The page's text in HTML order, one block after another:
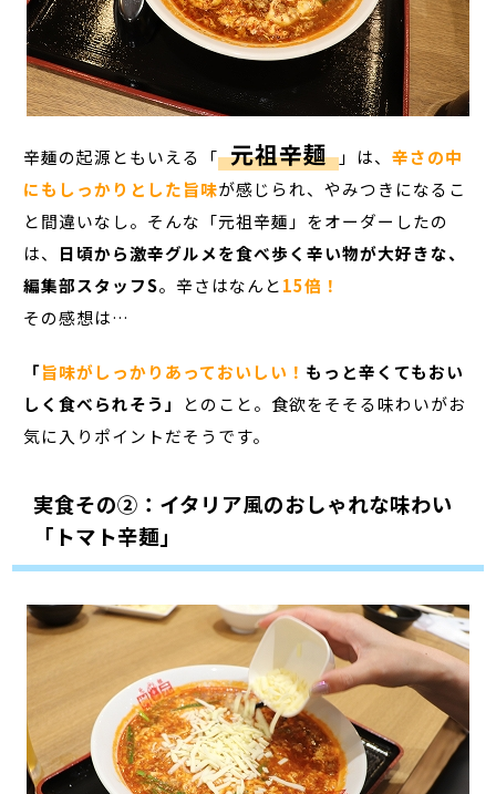
辛麺の起源ともいえる「 元祖辛麺 」は、辛さの中
にもしっかりとした旨味が感じられ、やみつきになるこ
と間違いなし。そんな「元祖辛麺」をオーダーしたの
は、 日頃から激辛グルメを食べ歩く辛い物が大好きな、
編集部スタッフS。辛さはなんと15倍！
その感想は…
「旨味がしっかりあっておいしい！ もっと辛くてもおい
しく食べられそう」
とのこと。食欲をそそる味わいがお
気に入りポイントだそうです。
実食その②：イタリア風のおしゃれな味わい
「トマト辛麺」